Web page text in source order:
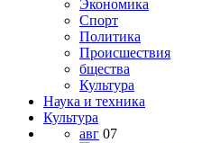
Экономика
Спорт
Политика
Происшествия
бщества
Культура
Наука и техника
Культура
авг 07